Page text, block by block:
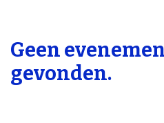
Geen
gevonden.